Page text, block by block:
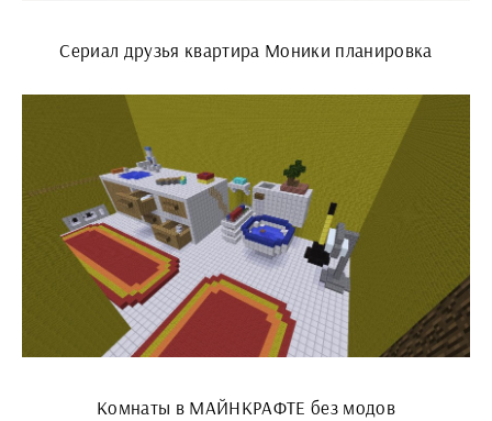
Сериал друзья квартира Моники планировка
Комнаты в МАЙНКРАФТЕ без модов